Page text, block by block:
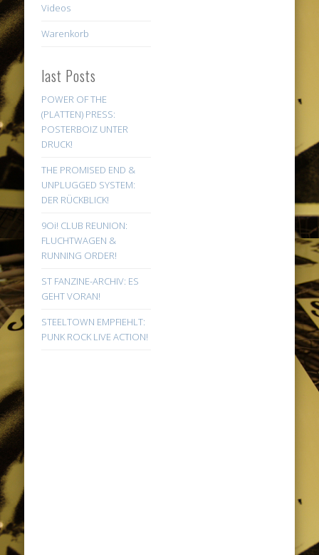
Videos
Warenkorb
last Posts
POWER OF THE
(PLATTEN) PRESS:
POSTERBOIZ UNTER
DRUCK!
THE PROMISED END &
UNPLUGGED SYSTEM:
DER RÜCKBLICK!
9Oi! CLUB REUNION:
FLUCHTWAGEN &
RUNNING ORDER!
ST FANZINE-ARCHIV: ES
GEHT VORAN!
STEELTOWN EMPFIEHLT:
PUNK ROCK LIVE ACTION!